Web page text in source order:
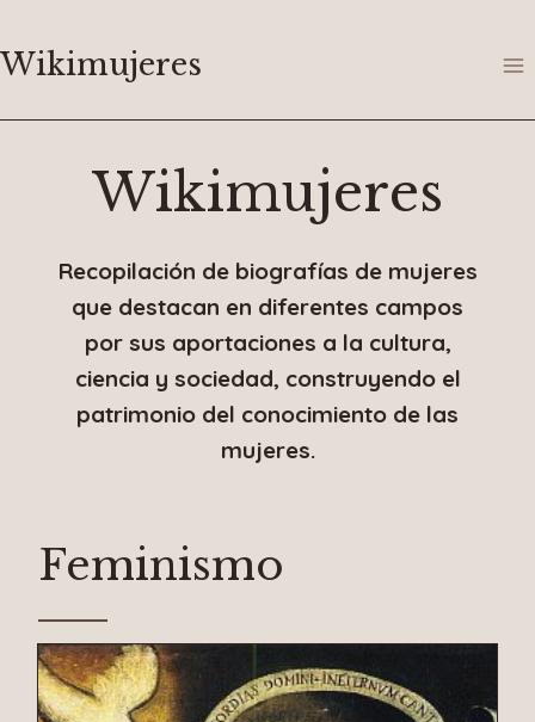
al
Wikimujeres
Wikimujeres
Recopilación de biografías de mujeres
que destacan en diferentes campos
por sus aportaciones a la cultura,
ciencia y sociedad, construyendo el
patrimonio del conocimiento de las
mujeres.
Feminismo